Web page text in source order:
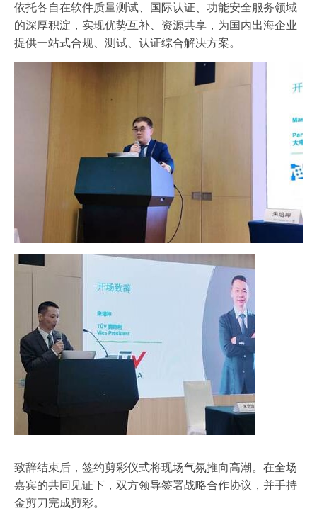
依托各自在软件质量测试、国际认证、功能安全服务领域
的深厚积淀，实现优势互补、资源共享，为国内出海企业
提供一站式合规、测试、认证综合解决方案。
致辞结束后，签约剪彩仪式将现场气氛推向高潮。在全场
嘉宾的共同见证下，双方领导签署战略合作协议，并手持
金剪刀完成剪彩。